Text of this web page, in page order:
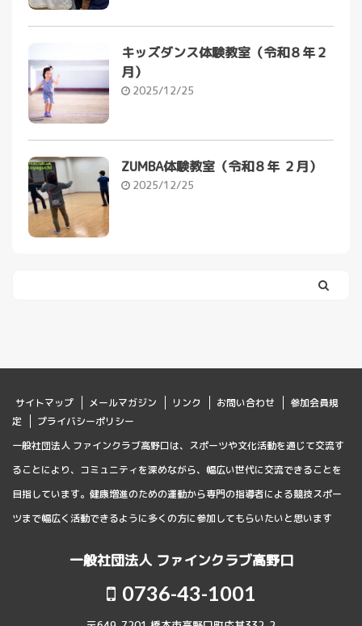
キッズダンス体験教室（令和８年２
月）
2025/12/25
ZUMBA体験教室（令和８年 ２月）
2025/12/25
サイトマップ メールマガジン リンク お問い合わせ
参加会員規
定
プライバシーポリシー
一般社団法人 ファインクラブ高野口は、スポーツや文化活動を通じて交流す
ることにより、コミュニティを深めながら、幅広い世代に交流できることを
目指しています。健康増進のための運動から専門の指導者による競技スポー
ツまで幅広く活動できるように多くの方に参加してもらいたいと思います
一般社団法人 ファインクラブ高野口
0736-43-1001